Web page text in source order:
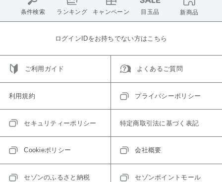
条件検索 ランキング キャンペーン 目玉品 新商品
ログインIDをお持ちでない方はこちら
ご利用ガイド よくあるご質問
利用規約 プライバシーポリシー
セキュリティーポリシー 特定商取引法に基づく表記
Cookieポリシー 会社概要
セゾンのふるさと納税 セゾンポイントモール